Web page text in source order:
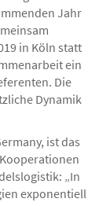
logistischen
Jahr
in Köln statt
ein
Die
Dynamik
ist das
„In